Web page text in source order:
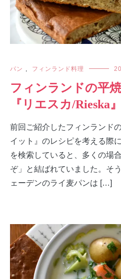
パン , フィンランド料理
フィンランドの平
『リエスカ/Rieska』
前回ご紹介したフィンランド
イット』のレシピを考える際
を検索していると、多くの場
ぞ」と結ばれていました。そ
ェーデンのライ麦パンは […]